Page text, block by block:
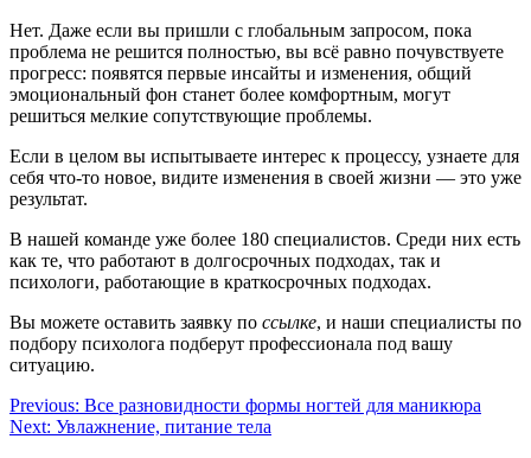
Нет. Даже если вы пришли с глобальным запросом, пока
проблема не решится полностью, вы всё равно почувствуете
прогресс: появятся первые инсайты и изменения, общий
эмоциональный фон станет более комфортным, могут
решиться мелкие сопутствующие проблемы.
Если в целом вы испытываете интерес к процессу, узнаете для
себя что-то новое, видите изменения в своей жизни — это уже
результат.
В нашей команде уже более 180 специалистов. Среди них есть
как те, что работают в долгосрочных подходах, так и
психологи, работающие в краткосрочных подходах.
Вы можете оставить заявку по ссылке, и наши специалисты по
подбору психолога подберут профессионала под вашу
ситуацию.
Навигация
по
Previous: Все разновидности формы ногтей для маникюра
Next: Увлажнение, питание тела